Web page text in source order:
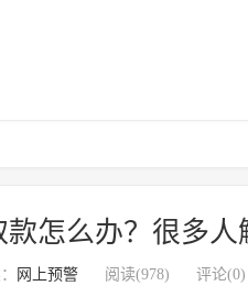
款怎么办？很多人
网上预警 阅读(978) 评论(0)